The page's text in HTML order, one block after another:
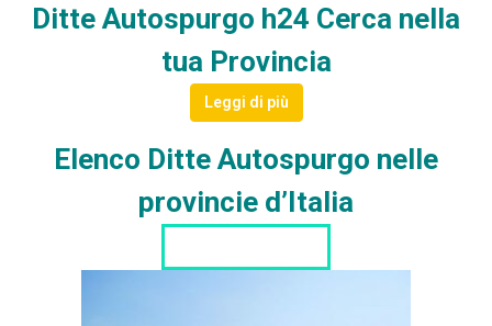
Ditte Autospurgo h24 Cerca nella
tua Provincia
Leggi di più
Elenco Ditte Autospurgo nelle
provincie d’Italia